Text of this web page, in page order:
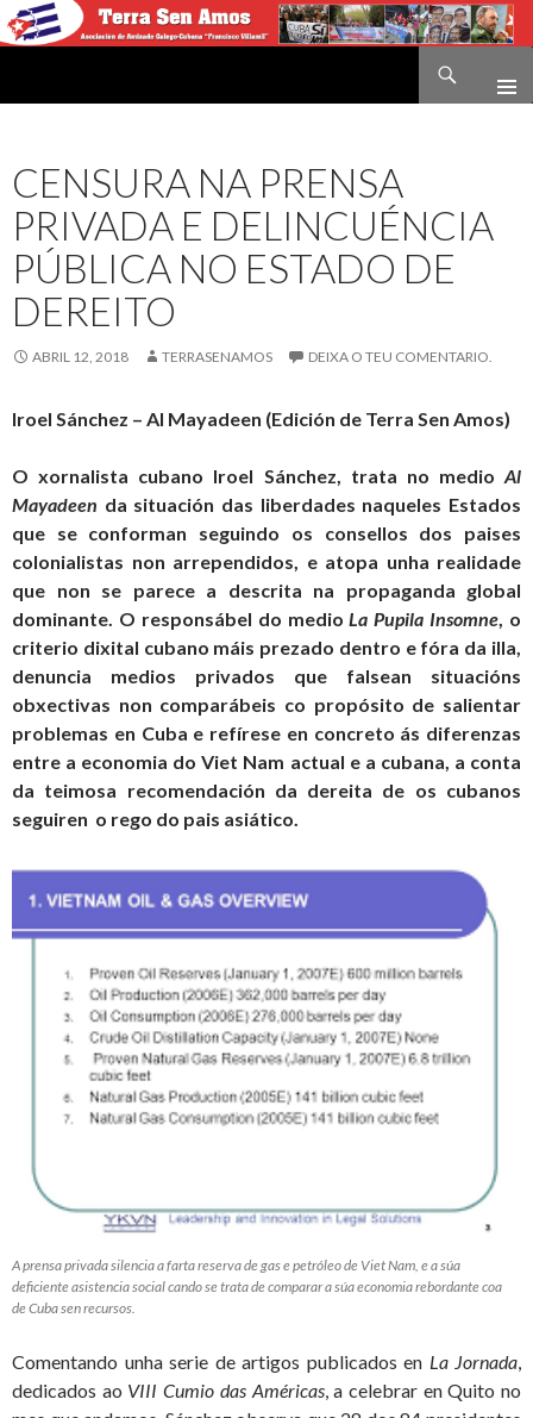
CENSURA NA PRENSA
PRIVADA E DELINCUÉNCIA
PÚBLICA NO ESTADO DE
DEREITO
ABRIL 12, 2018 TERRASENAMOS DEIXA O TEU COMENTARIO.
Iroel Sánchez – Al Mayadeen (Edición de Terra Sen Amos)
O xornalista cubano Iroel Sánchez, trata no medio Al
Mayadeen da situación das liberdades naqueles Estados
que se conforman seguindo os consellos dos paises
colonialistas non arrependidos, e atopa unha realidade
que non se parece a descrita na propaganda global
dominante. O responsábel do medioLa Pupila Insomne, o
criterio dixital cubano máis prezado dentro e fóra da illa,
denuncia medios privados que falsean situacións
obxectivas non comparábeis co propósito de salientar
problemas en Cuba e refírese en concreto ás diferenzas
entre a economia do Viet Nam actual e a cubana, a conta
da teimosa recomendación da dereita de os cubanos
seguiren o rego do pais asiático.
A prensa privada silencia a farta reserva de gas e petróleo de Viet Nam, e a súa
deficiente asistencia social cando se trata de comparar a súa economia rebordante coa
de Cuba sen recursos.
Comentando unha serie de artigos publicados en La Jornada
dedicados ao VIII Cumio das Américas, a celebrar en Quito no